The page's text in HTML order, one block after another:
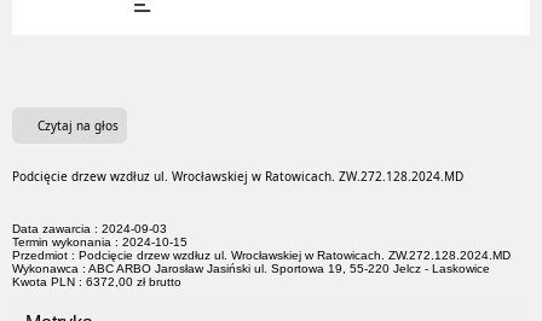
Czytaj na głos
Podcięcie drzew wzdłuz ul. Wrocławskiej w Ratowicach. ZW.272.128.2024.MD
Data zawarcia : 2024-09-03
Termin wykonania : 2024-10-15
Przedmiot : Podcięcie drzew wzdłuz ul. Wrocławskiej w Ratowicach. ZW.272.128.2024.MD
Wykonawca : ABC ARBO Jarosław Jasiński ul. Sportowa 19, 55-220 Jelcz - Laskowice
Kwota PLN : 6372,00 zł brutto